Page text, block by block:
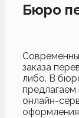
Бюро
заказа
либо. В
предлагаем
онлайн-
оформления